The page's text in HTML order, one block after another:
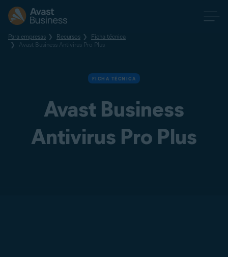
Para empresas Recursos
Ficha técnica
Avast Business Antivirus Pro Plus
FICHA TÉCNICA
Avast Business
Antivirus Pro Plus